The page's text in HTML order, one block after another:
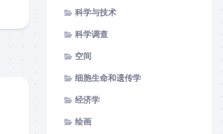
科学与技术
科学调查
空间
细胞生命和遗传学
经济学
绘画